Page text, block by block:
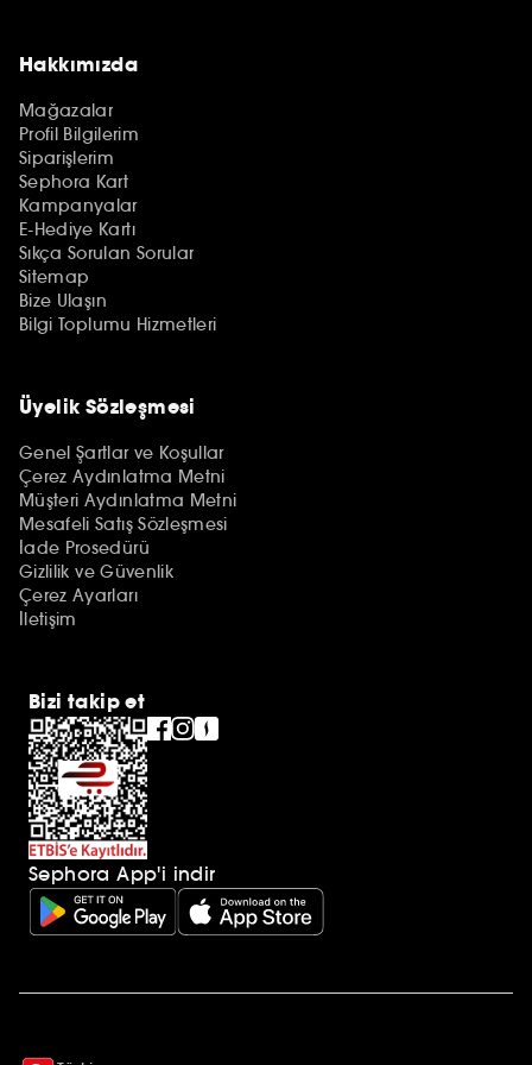
Hakkımızda
Mağazalar
Profil Bilgilerim
Siparişlerim
Sephora Kart
Kampanyalar
E-Hediye Kartı
Sıkça Sorulan Sorular
Sitemap
Bize Ulaşın
Bilgi Toplumu Hizmetleri
Üyelik Sözleşmesi
Genel Şartlar ve Koşullar
Çerez Aydınlatma Metni
Müşteri Aydınlatma Metni
Mesafeli Satış Sözleşmesi
İade Prosedürü
Gizlilik ve Güvenlik
Çerez Ayarları
İletişim
Bizi takip et
Sephora App'i indir